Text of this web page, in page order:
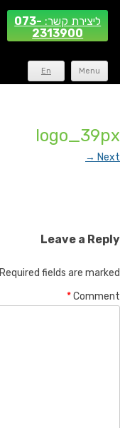
En
ליצירת קשר: 073-
2313900
Menu
logo_39px
Next →
Leave a Reply
Required fields are marked
Comment
*